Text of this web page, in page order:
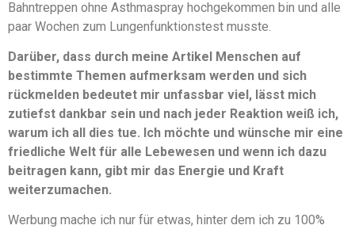
Bahntreppen ohne Asthmaspray hochgekommen bin und alle
paar Wochen zum Lungenfunktionstest musste.
Darüber, dass durch meine Artikel Menschen auf
bestimmte Themen aufmerksam werden und sich
rückmelden bedeutet mir unfassbar viel, lässt mich
zutiefst dankbar sein und nach jeder Reaktion weiß ich,
warum ich all dies tue. Ich möchte und wünsche mir eine
friedliche Welt für alle Lebewesen und wenn ich dazu
beitragen kann, gibt mir das Energie und Kraft
weiterzumachen.
Werbung mache ich nur für etwas, hinter dem ich zu 100%